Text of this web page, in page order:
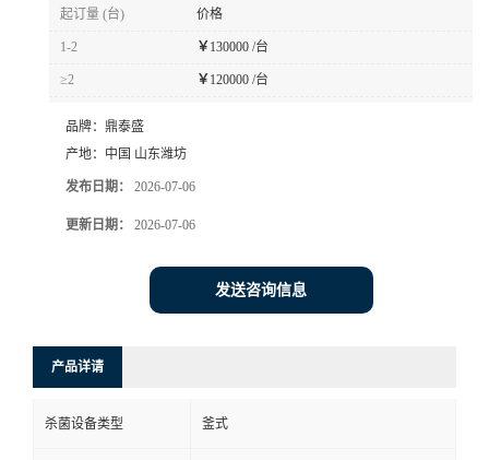
起订量 (台) 价格
1-2 ￥ 130000 /台
≥2 ￥ 120000 /台
品牌： 鼎泰盛
产地： 中国 山东潍坊
发布日期： 2026-07-06
更新日期： 2026-07-06
发送咨询信息
产品详请
杀菌设备类型 釜式